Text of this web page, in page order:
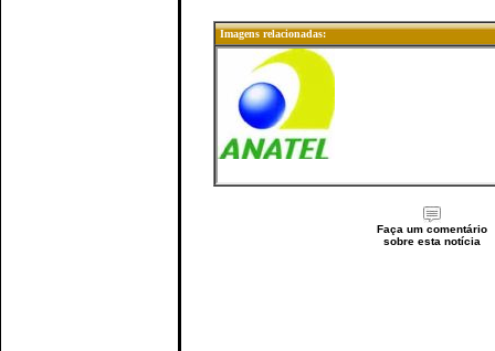
Imagens relacionadas:
Faça um comentário
sobre esta notícia